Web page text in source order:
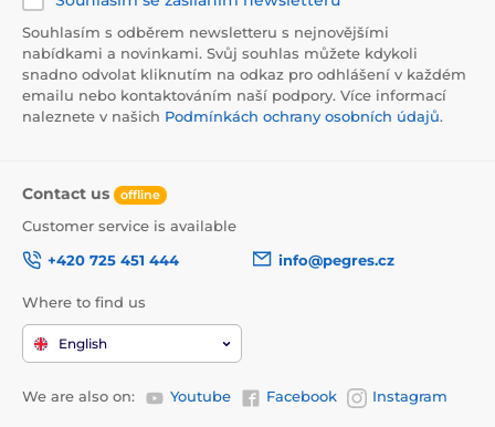
Souhlasím s odběrem newsletteru s nejnovějšími
nabídkami a novinkami. Svůj souhlas můžete kdykoli
snadno odvolat kliknutím na odkaz pro odhlášení v každém
emailu nebo kontaktováním naší podpory. Více informací
naleznete v našich Podmínkách ochrany osobních údajů.
Contact us offline
Customer service is available
+420 725 451 444
info@pegres.cz
Where to find us
English
We are also on: Youtube Facebook Instagram